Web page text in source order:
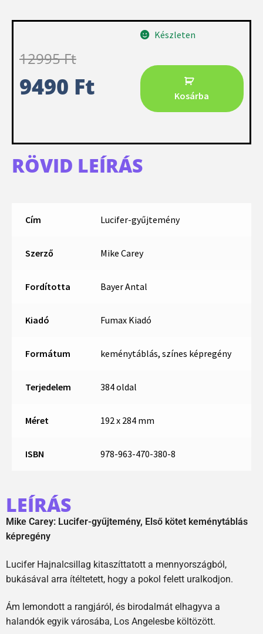
12995Ft
9490 Ft
Készleten
Kosárba
RÖVID LEÍRÁS
Cím Lucifer-gyűjtemény
Szerző Mike Carey
Fordította Bayer Antal
Kiadó Fumax Kiadó
Formátum keménytáblás, színes képregény
Terjedelem 384 oldal
Méret 192 x 284 mm
ISBN 978-963-470-380-8
LEÍRÁS
Mike Carey: Lucifer-gyűjtemény, Első kötet keménytáblás
képregény
Lucifer Hajnalcsillag kitaszíttatott a mennyországból,
bukásával arra ítéltetett, hogy a pokol felett uralkodjon.
Ám lemondott a rangjáról, és birodalmát elhagyva a
halandók egyik városába, Los Angelesbe költözött.